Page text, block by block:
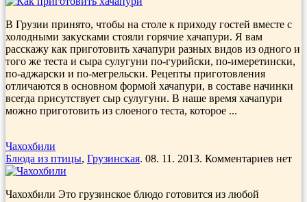
В Грузии принято, чтобы на столе к приходу гостей вместе с
холодными закусками стояли горячие хачапури. Я вам
расскажу как приготовить хачапури разных видов из одного и
того же теста и сыра сулугуни по-гурийски, по-имеретински,
по-аджарски и по-мегрельски. Рецепты приготовления
отличаются в основном формой хачапури, в составе начинки
всегда присутствует сыр сулугуни. В наше время хачапури
можно приготовить из слоеного теста, которое ...
Чахохбили
Блюда из птицы, Грузинская. 08. 11. 2013. Комментариев нет
Чахохбили Это грузинское блюдо готовится из любой